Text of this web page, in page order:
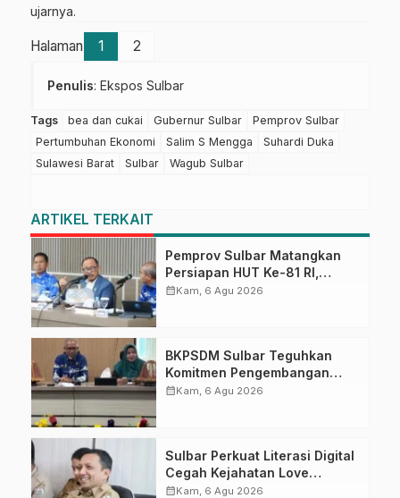
ujarnya.
Halaman 1 2
Penulis: Ekspos Sulbar
Tags bea dan cukai Gubernur Sulbar
Pemprov Sulbar
Pertumbuhan Ekonomi
Salim S Mengga
Suhardi Duka
Sulawesi Barat
Sulbar Wagub Sulbar
ARTIKEL TERKAIT
Pemprov Sulbar Matangkan
Persiapan HUT Ke-81 RI,
Puncak Upacara di Lapangan
calendar_monthKam, 6 Agu 2026
BKPSDM Sulbar Teguhkan
Komitmen Pengembangan
Kompetensi ASN melalui
calendar_monthKam, 6 Agu 2026
Sulbar Perkuat Literasi Digital
Cegah Kejahatan Love
Scamming
calendar_monthKam, 6 Agu 2026